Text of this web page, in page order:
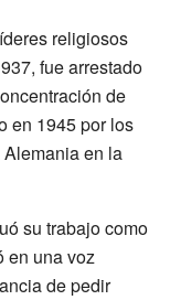
religiosos
fue arrestado
de
en 1945 por los
en la
su trabajo como
en una voz
de pedir